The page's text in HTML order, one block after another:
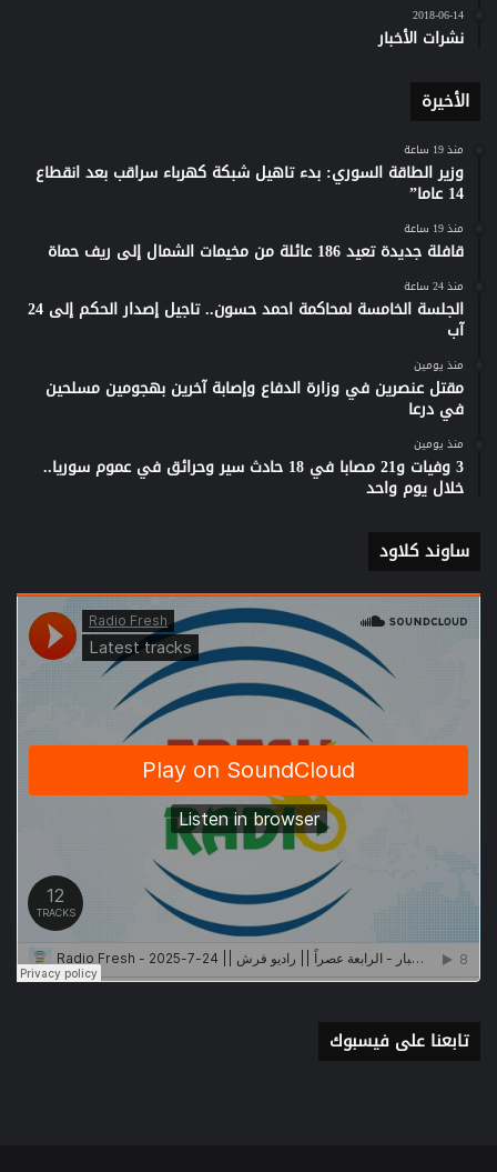
2018-06-14
نشرات الأخبار
الأخيرة
منذ 19 ساعة
وزير الطاقة السوري: بدء تاهيل شبكة كهرباء سراقب بعد انقطاع
14 عاما”
منذ 19 ساعة
قافلة جديدة تعيد 186 عائلة من مخيمات الشمال إلى ريف حماة
منذ 24 ساعة
الجلسة الخامسة لمحاكمة احمد حسون.. تاجيل إصدار الحكم إلى 24
آب
منذ يومين
مقتل عنصرين في وزارة الدفاع وإصابة آخرين بهجومين مسلحين
في درعا
منذ يومين
3 وفيات و21 مصابا في 18 حادث سير وحرائق في عموم سوريا..
خلال يوم واحد
ساوند كلاود
تابعنا على فيسبوك